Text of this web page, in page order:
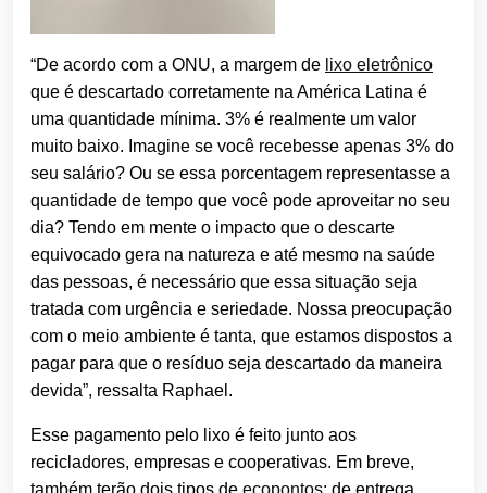
“De acordo com a ONU, a margem de lixo eletrônico
que é descartado corretamente na América Latina é
uma quantidade mínima. 3% é realmente um valor
muito baixo. Imagine se você recebesse apenas 3% do
seu salário? Ou se essa porcentagem representasse a
quantidade de tempo que você pode aproveitar no seu
dia? Tendo em mente o impacto que o descarte
equivocado gera na natureza e até mesmo na saúde
das pessoas, é necessário que essa situação seja
tratada com urgência e seriedade. Nossa preocupação
com o meio ambiente é tanta, que estamos dispostos a
pagar para que o resíduo seja descartado da maneira
devida”, ressalta Raphael.
Esse pagamento pelo lixo é feito junto aos
recicladores, empresas e cooperativas. Em breve,